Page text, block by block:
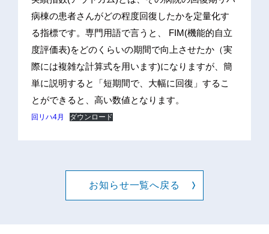
病棟の患者さんがどの程度回復したかを定量化す
る指標です。専門用語で言うと、 FIM(機能的自立
度評価表)をどのくらいの期間で向上させたか（実
際には複雑な計算式を用います)になりますが、簡
単に説明すると「短期間で、大幅に回復」するこ
とができると、高い数値となります。
回リハ4月 ダウンロード
お知らせ一覧へ戻る